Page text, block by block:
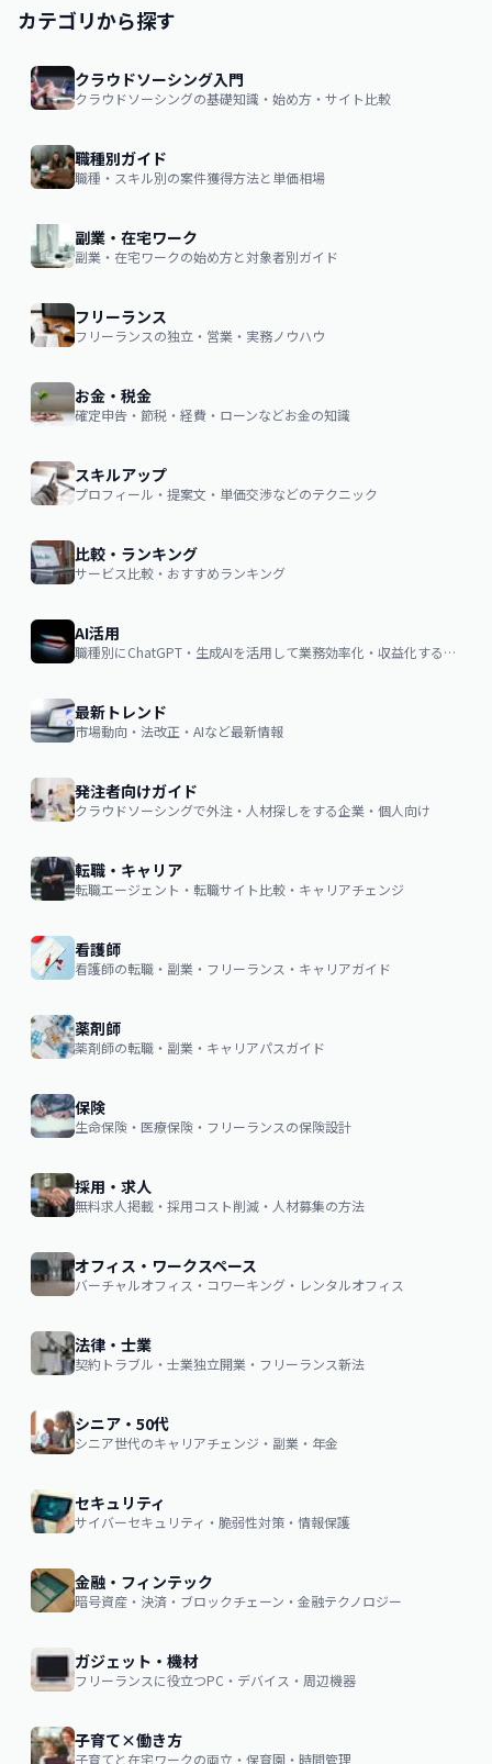
カテゴリから探す
クラウドソーシング入門
クラウドソーシングの基礎知識・始め方・サイト比較
職種別ガイド
職種・スキル別の案件獲得方法と単価相場
副業・在宅ワーク
副業・在宅ワークの始め方と対象者別ガイド
フリーランス
フリーランスの独立・営業・実務ノウハウ
お金・税金
確定申告・節税・経費・ローンなどお金の知識
スキルアップ
プロフィール・提案文・単価交渉などのテクニック
比較・ランキング
サービス比較・おすすめランキング
AI活用
職種別にChatGPT・生成AIを活用して業務効率化・収益化するノウハウ
最新トレンド
市場動向・法改正・AIなど最新情報
発注者向けガイド
クラウドソーシングで外注・人材探しをする企業・個人向け
転職・キャリア
転職エージェント・転職サイト比較・キャリアチェンジ
看護師
看護師の転職・副業・フリーランス・キャリアガイド
薬剤師
薬剤師の転職・副業・キャリアパスガイド
保険
生命保険・医療保険・フリーランスの保険設計
採用・求人
無料求人掲載・採用コスト削減・人材募集の方法
オフィス・ワークスペース
バーチャルオフィス・コワーキング・レンタルオフィス
法律・士業
契約トラブル・士業独立開業・フリーランス新法
シニア・50代
シニア世代のキャリアチェンジ・副業・年金
セキュリティ
サイバーセキュリティ・脆弱性対策・情報保護
金融・フィンテック
暗号資産・決済・ブロックチェーン・金融テクノロジー
ガジェット・機材
フリーランスに役立つPC・デバイス・周辺機器
子育て×働き方
子育てと在宅ワークの両立・保育園・時間管理